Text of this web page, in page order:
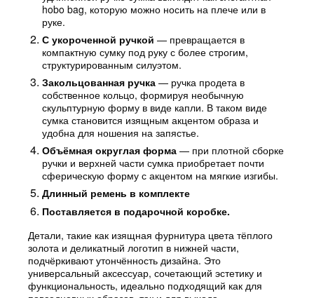
hobo bag, которую можно носить на плече или в
руке.
С укороченной ручкой — превращается в
компактную сумку под руку с более строгим,
структурированным силуэтом.
Закольцованная ручка — ручка продета в
собственное кольцо, формируя необычную
скульптурную форму в виде капли. В таком виде
сумка становится изящным акцентом образа и
удобна для ношения на запястье.
Объёмная округлая форма — при плотной сборке
ручки и верхней части сумка приобретает почти
сферическую форму с акцентом на мягкие изгибы.
Длинный ремень в комплекте
Поставляется в подарочной коробке.
Детали, такие как изящная фурнитура цвета тёплого
золота и деликатный логотип в нижней части,
подчёркивают утончённость дизайна. Это
универсальный аксессуар, сочетающий эстетику и
функциональность, идеально подходящий как для